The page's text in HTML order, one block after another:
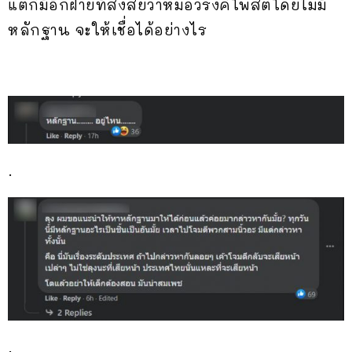
แต่ก็มีอีกฝ่ายที่สงสัยว่าหมอวรงค์โพสต์โดยไม่มี
หลักฐาน จะให้เชื่อได้อย่างไร
.
.